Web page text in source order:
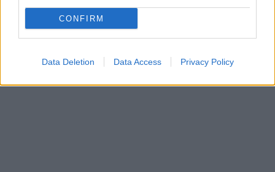
CONFIRM
Data Deletion Data Access Privacy Policy